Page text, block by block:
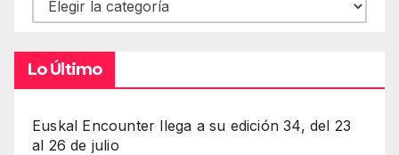
Lo Último
Euskal Encounter llega a su edición 34, del 23
al 26 de julio